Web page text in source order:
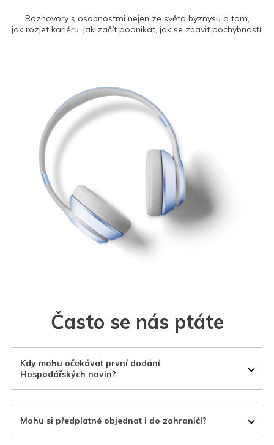
Rozhovory s osobnostmi nejen ze světa byznysu o tom,
jak rozjet kariéru, jak začít podnikat, jak se zbavit pochybností.
Často se nás ptáte
Kdy mohu očekávat první dodání
Hospodářských novin?
Mohu si předplatné objednat i do zahraničí?